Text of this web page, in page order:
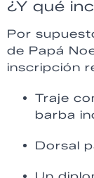
¿Y qué
Por
de Papá
inscripción
Traje
barba
Dorsal